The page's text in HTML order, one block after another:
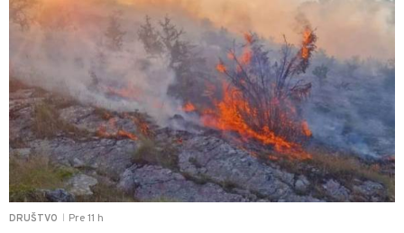
DRUŠTVO Pre 11 h